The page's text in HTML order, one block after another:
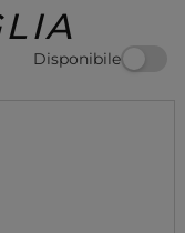
Disponibile